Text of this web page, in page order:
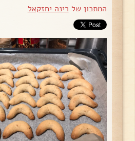
המתכון של רינה יחזקאל